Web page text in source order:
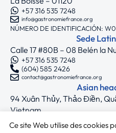
+57 316 535 7248
info@gastronomiefrance.org
NÚMERO DE IDENTIFICACIÓN:
Sede
Calle 17 #80B – 08 Belén la
+57 316 535 7248
(604) 585 2426
contact@gastronomiefrance.org
Asian
94 Xuân Thủy, Thảo Điền,
Vietnam
asia@gastronomiefrance.org
Ce site Web utilise des cookies